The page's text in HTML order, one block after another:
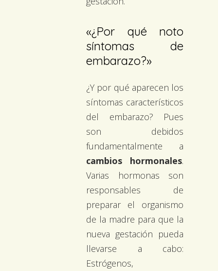
«¿Por qué noto
síntomas de
embarazo?»
¿Y por qué aparecen los
síntomas característicos
del embarazo? Pues
son debidos
fundamentalmente a
cambios hormonales.
Varias hormonas son
responsables de
preparar el organismo
de la madre para que la
nueva gestación pueda
llevarse a cabo:
Estrógenos,